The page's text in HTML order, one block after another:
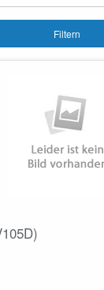
Filtern